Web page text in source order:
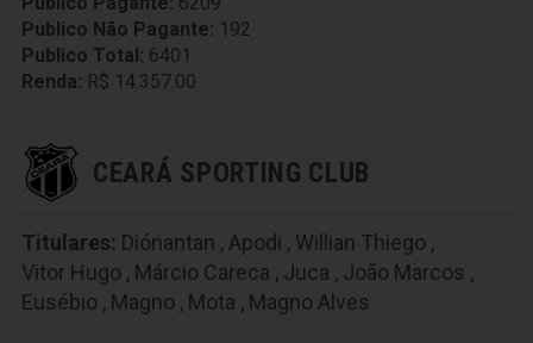
Publico Não Pagante: 192
Publico Total: 6401
Renda: R$ 14.357.00
CEARÁ SPORTING CLUB
Titulares: Diónantan , Apodi , Willian Thiego ,
Vitor Hugo , Márcio Careca , Juca , João Marcos ,
Eusébio , Magno , Mota , Magno Alves